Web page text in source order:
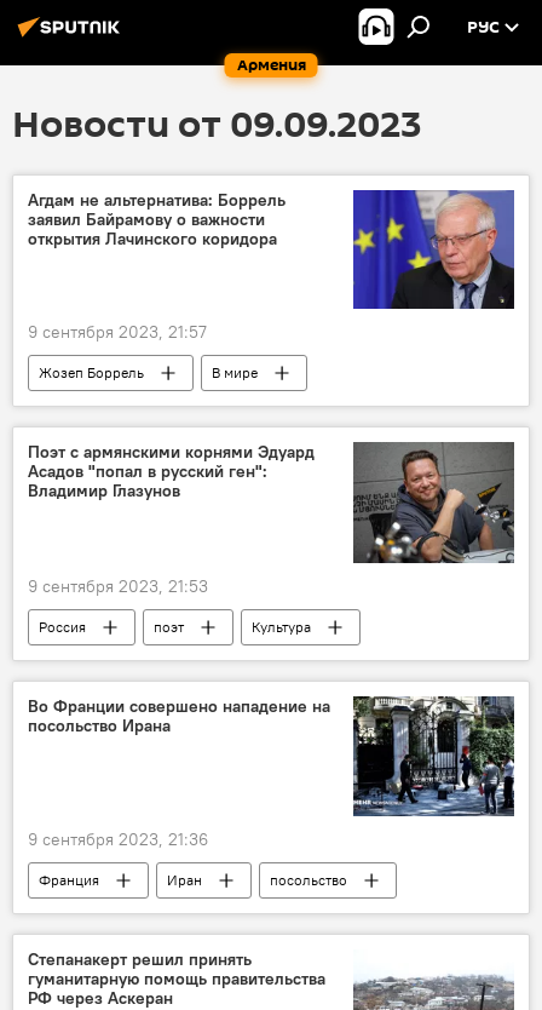
Армения
РУС
Новости от 09.09.2023
Агдам не альтернатива: Боррель
заявил Байрамову о важности
открытия Лачинского коридора
9 сентября 2023, 21:57
Жозеп Боррель
В мире
Лачинский коридор
Поэт с армянскими корнями Эдуард
Асадов "попал в русский ген":
Владимир Глазунов
9 сентября 2023, 21:53
Россия поэт
Культура
Армения
Во Франции совершено нападение на
посольство Ирана
9 сентября 2023, 21:36
Франция Иран
посольство
нападение
В мире
Степанакерт решил принять
гуманитарную помощь правительства
РФ через Аскеран